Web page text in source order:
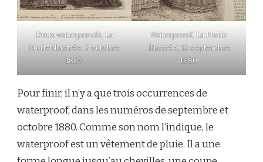
Deux waterproofs, La
Mode Illustrée, 3 octobre
1880.
Waterproof, La Mode
Illustrée, 12 septembre
1880.
Pour finir, il n’y a que trois occurrences de
waterproof, dans les numéros de septembre et
octobre 1880. Comme son nom l’indique, le
waterproof est un vêtement de pluie. Il a une